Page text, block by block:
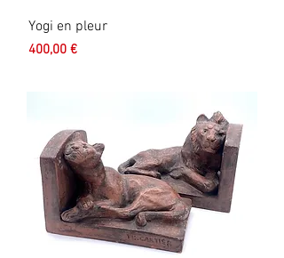
Yogi en pleur
Prix
400,00 €